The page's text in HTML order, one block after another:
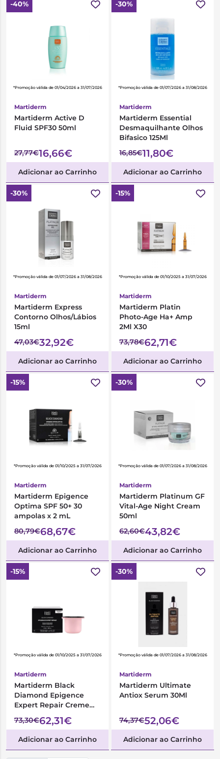
-40%
*Promoção válida de 01/04/2026 a 31/07/2026
Martiderm
Martiderm Active D
Fluid SPF30 50ml
27,77€16,66€
Adicionar ao Carrinho
-30%
*Promoção válida de 01/07/2026 a 31/08/2026
Martiderm
Martiderm Essential
Desmaquilhante Olhos
Bifasico 125Ml
16,85€11,80€
Adicionar ao Carrinho
-30%
*Promoção válida de 01/07/2026 a 31/08/2026
Martiderm
Martiderm Express
Contorno Olhos/Lábios
15ml
47,03€32,92€
Adicionar ao Carrinho
-15%
*Promoção válida de 01/10/2025 a 31/07/2026
Martiderm
Martiderm Platin
Photo-Age Ha+ Amp
2Ml X30
73,78€62,71€
Adicionar ao Carrinho
-15%
*Promoção válida de 01/10/2025 a 31/07/2026
Martiderm
Martiderm Epigence
Optima SPF 50+ 30
ampolas x 2 mL
80,79€68,67€
Adicionar ao Carrinho
-30%
*Promoção válida de 01/07/2026 a 31/08/2026
Martiderm
Martiderm Platinum GF
Vital-Age Night Cream
50ml
62,60€43,82€
Adicionar ao Carrinho
-15%
*Promoção válida de 01/10/2025 a 31/07/2026
Martiderm
Martiderm Black
Diamond Epigence
Expert Repair Creme
50ml - Recarga
73,30€62,31€
Adicionar ao Carrinho
-30%
*Promoção válida de 01/07/2026 a 31/08/2026
Martiderm
Martiderm Ultimate
Antiox Serum 30Ml
74,37€52,06€
Adicionar ao Carrinho